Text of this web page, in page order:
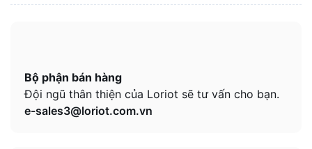
Bộ phận bán hàng
Đội ngũ thân thiện của Loriot sẽ tư vấn cho bạn.
e-sales3@loriot.com.vn